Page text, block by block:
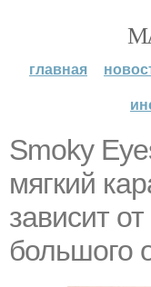
главная
Smoky
мягкий
зависит
большого